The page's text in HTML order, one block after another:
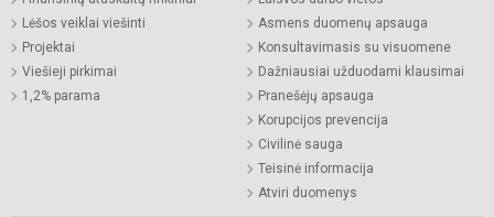
Lėšos veiklai viešinti
Projektai
Viešieji pirkimai
1,2% parama
Asmens duomenų apsauga
Konsultavimasis su visuomene
Dažniausiai užduodami klausimai
Pranešėjų apsauga
Korupcijos prevencija
Civilinė sauga
Teisinė informacija
Atviri duomenys